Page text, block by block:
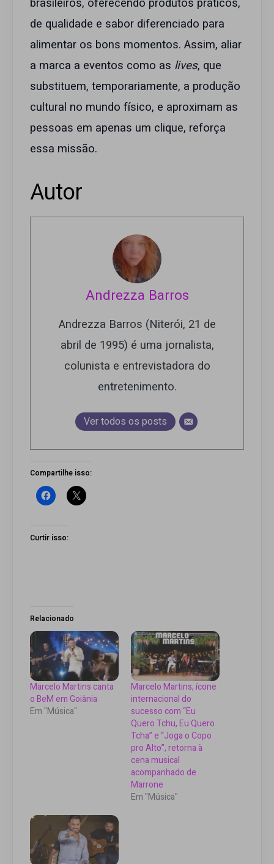
brasileiros, oferecendo produtos práticos,
de qualidade e sabor diferenciado para
alimentar os bons momentos. Assim, aliar
a marca a eventos como as lives, que
substituem, temporariamente, a produção
cultural no mundo físico, e aproximam as
pessoas em apenas um clique, reforça
essa missão.
Autor
Andrezza Barros
Andrezza Barros (Niterói, 21 de
abril de 1995) é uma jornalista,
colunista e entrevistadora do
entretenimento.
Ver todos os posts
Compartilhe isso:
Curtir isso:
Relacionado
Marcelo Martins canta
o BeM em Goiânia
Em "Música"
Marcelo Martins, ícone
internacional do
sucesso com “Eu
Quero Tchu, Eu Quero
Tcha” e “Joga o Copo
pro Alto”, retorna à
cena musical
acompanhado de
Marrone
Em "Música"